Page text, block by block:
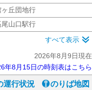
丘団地行
山口駅行
すべて表示
2026年8月9日現在
年8月15日の時刻表はこちら
運行状況 のりば地図